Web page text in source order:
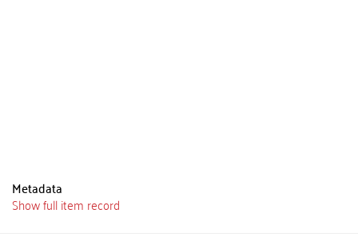
Metadata
Show full item record